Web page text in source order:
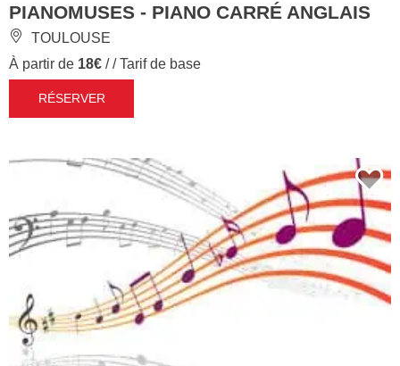
PIANOMUSES - PIANO CARRÉ ANGLAIS
TOULOUSE
À partir de 18€ / / Tarif de base
RÉSERVER